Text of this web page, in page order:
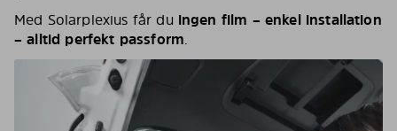
Med Solarplexius får du ingen film – enkel installation
– alltid perfekt passform.